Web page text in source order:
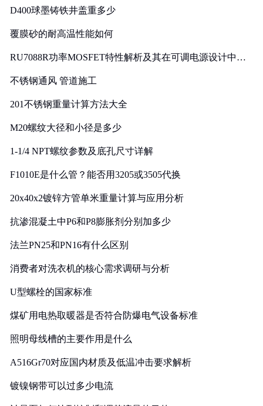
D400球墨铸铁井盖重多少
覆膜砂的耐高温性能如何
RU7088R功率MOSFET特性解析及其在可调电源设计中的
不锈钢通风 管道施工
201不锈钢重量计算方法大全
M20螺纹大径和小径是多少
1-1/4 NPT螺纹参数及底孔尺寸详解
F1010E是什么管？能否用3205或3505代换
20x40x2镀锌方管单米重量计算与应用分析
抗渗混凝土中P6和P8膨胀剂分别加多少
法兰PN25和PN16有什么区别
消费者对洗衣机的核心需求调研与分析
U型螺栓的国家标准
煤矿用电热取暖器是否符合防爆电气设备标准
照明母线槽的主要作用是什么
A516Gr70对应国内材质及低温冲击要求解析
镀镍钢带可以过多少电流